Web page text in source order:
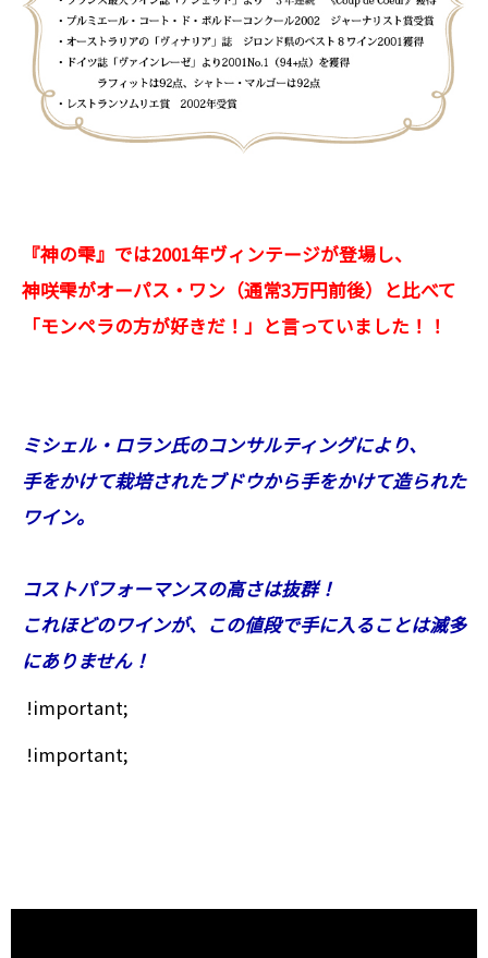
『神の雫』では2001年ヴィンテージが登場し、
神咲雫がオーパス・ワン（通常3万円前後）と比べて
「モンペラの方が好きだ！」と言っていました！！
ミシェル・ロラン氏のコンサルティングにより、
手をかけて栽培されたブドウから手をかけて造られた
ワイン。
コストパフォーマンスの高さは抜群！
これほどのワインが、この値段で手に入ることは滅多
にありません！
!important;
!important;